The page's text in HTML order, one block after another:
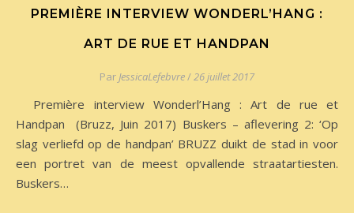
PREMIÈRE INTERVIEW WONDERL’HANG :
ART DE RUE ET HANDPAN
Par JessicaLefebvre/26 juillet 2017
Première interview Wonderl’Hang : Art de rue et
Handpan (Bruzz, Juin 2017) Buskers – aflevering 2: ‘Op
slag verliefd op de handpan’ BRUZZ duikt de stad in voor
een portret van de meest opvallende straatartiesten.
Buskers…